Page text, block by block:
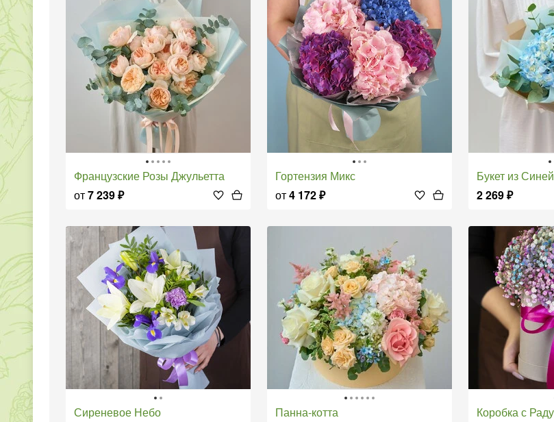
Французские Розы Джульетта
от7 239₽
Гортензия Микс
от4 172₽
Букет из
2 269₽
Сиреневое Небо
Панна-котта
Коробка с